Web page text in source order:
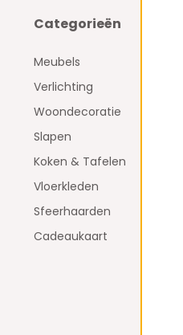
Categorieën
Meubels
Verlichting
Woondecoratie
Slapen
Koken & Tafelen
Vloerkleden
Sfeerhaarden
Cadeaukaart